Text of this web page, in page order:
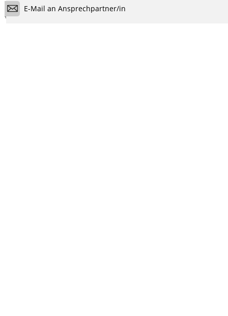
E-Mail an Ansprechpartner/in